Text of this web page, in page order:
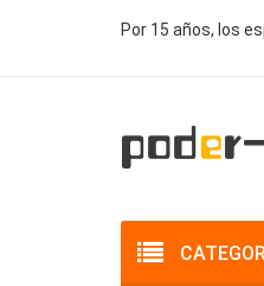
Por 15 años, los